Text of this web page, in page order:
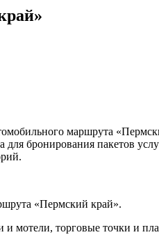
маршрута
бронирования пакетов
«Пермский край».
и мотели, торговые точки и